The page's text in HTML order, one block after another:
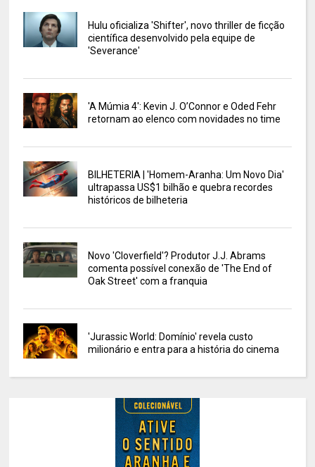
Hulu oficializa 'Shifter', novo thriller de ficção
científica desenvolvido pela equipe de
'Severance'
'A Múmia 4': Kevin J. O’Connor e Oded Fehr
retornam ao elenco com novidades no time
BILHETERIA | 'Homem-Aranha: Um Novo Dia'
ultrapassa US$1 bilhão e quebra recordes
históricos de bilheteria
Novo 'Cloverfield'? Produtor J.J. Abrams
comenta possível conexão de 'The End of
Oak Street' com a franquia
'Jurassic World: Domínio' revela custo
milionário e entra para a história do cinema